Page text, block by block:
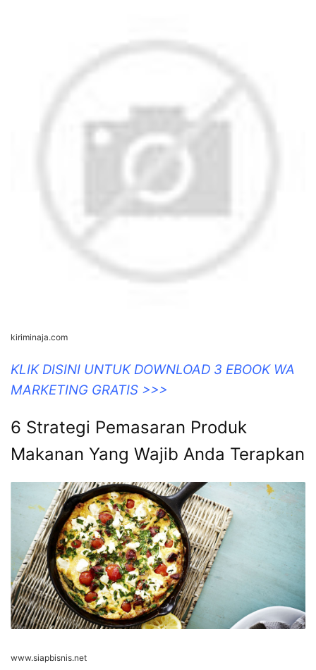
kiriminaja.com
KLIK DISINI UNTUK DOWNLOAD 3 EBOOK WA
MARKETING GRATIS >>>
6 Strategi Pemasaran Produk
Makanan Yang Wajib Anda Terapkan
www.siapbisnis.net